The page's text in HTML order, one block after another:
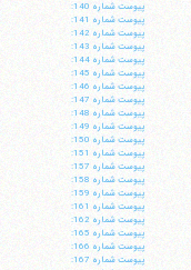
پيوست شماره 140:
پيوست شماره 141:
پيوست شماره 142:
پيوست شماره 143:
پيوست شماره 144:
پيوست شماره 145:
پيوست شماره 146:
پيوست شماره 147:
پيوست شماره 148:
پيوست شماره 149:
پيوست شماره 150:
پيوست شماره 151:
پيوست شماره 157:
پيوست شماره 158:
پيوست شماره 159:
پيوست شماره 161:
پيوست شماره 162:
پيوست شماره 165:
پيوست شماره 166:
پيوست شماره 167: